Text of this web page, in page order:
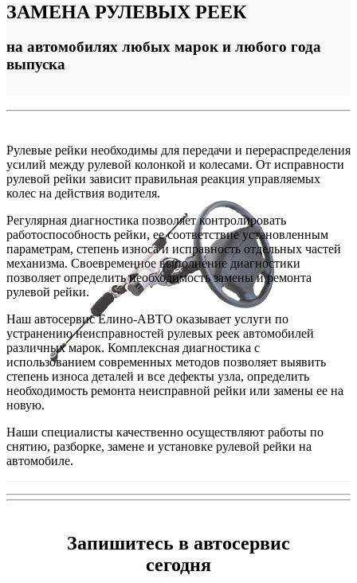
ЗАМЕНА РУЛЕВЫХ РЕЕК
на автомобилях любых марок и любого года
выпуска
Рулевые рейки необходимы для передачи и перераспределения
усилий между рулевой колонкой и колесами. От исправности
рулевой рейки зависит правильная реакция управляемых
колес на действия водителя.
Регулярная диагностика позволяет контролировать
работоспособность рейки, ее соответствие установленным
параметрам, степень износа и исправность отдельных частей
механизма. Своевременное выполнение диагностики
позволяет определить необходимость замены и ремонта
рулевой рейки.
Наш автосервис Елино-АВТО оказывает услуги по
устранению неисправностей рулевых реек автомобилей
различных марок. Комплексная диагностика с
использованием современных методов позволяет выявить
степень износа деталей и все дефекты узла, определить
необходимость ремонта неисправной рейки или замены ее на
новую.
Наши специалисты качественно осуществляют работы по
снятию, разборке, замене и установке рулевой рейки на
автомобиле.
Запишитесь в автосервис
сегодня